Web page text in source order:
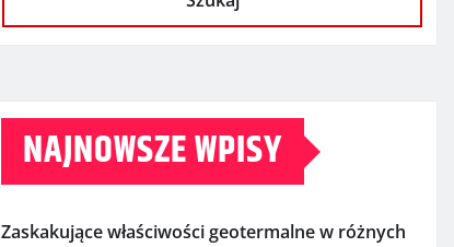
NAJNOWSZE WPISY
Zaskakujące właściwości geotermalne w różnych